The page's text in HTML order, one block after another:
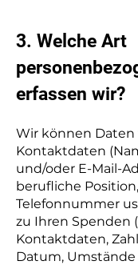
3. Welche Art
erfassen wir?
Wir können Daten
Kontaktdaten
und/oder E-Mail-
berufliche Position,
Telefonnummer
zu Ihren Spenden
Kontaktdaten,
Datum, Umstände